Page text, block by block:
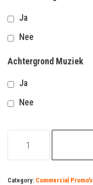
Ja
Nee
Achtergrond Muziek
Ja
Nee
quantity
Category: Commercial Promo's